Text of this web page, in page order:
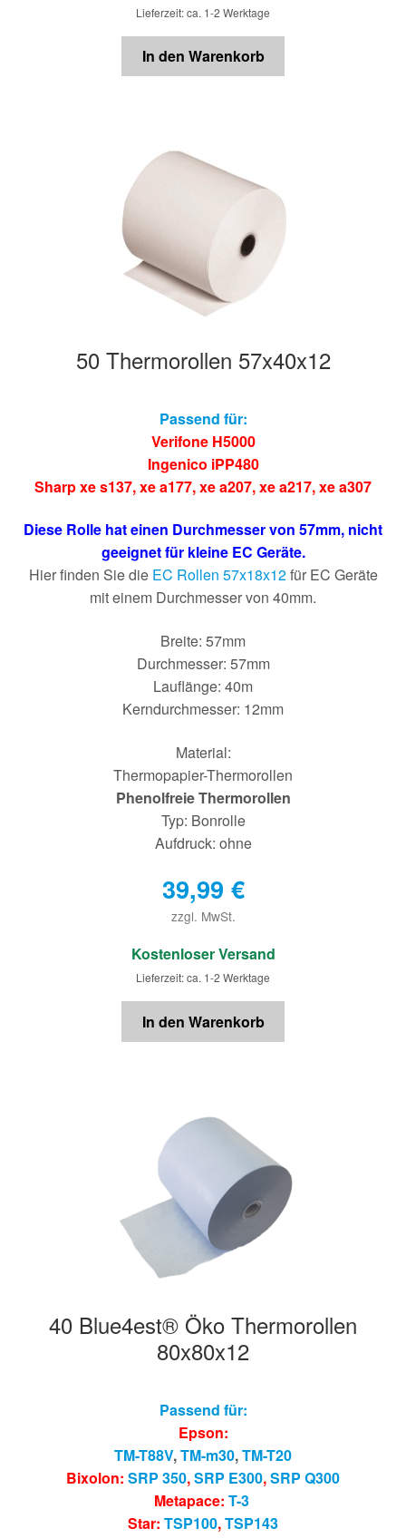
Lieferzeit: ca. 1-2 Werktage
In den Warenkorb
50 Thermorollen 57x40x12
Passend für:
Verifone H5000
Ingenico iPP480
Sharp xe s137,xe a177,xe a207,xe a217,xe a307
Diese Rolle hat einen Durchmesser von 57mm, nicht
geeignet für kleine EC Geräte.
Hier finden Sie die EC Rollen 57x18x12für EC Geräte
mit einem Durchmesser von 40mm.
Breite: 57mm
Durchmesser: 57mm
Lauflänge: 40m
Kerndurchmesser: 12mm
Material:
Thermopapier-Thermorollen
Phenolfreie Thermorollen
Typ: Bonrolle
Aufdruck: ohne
39,99 €
zzgl. MwSt.
€
Kostenloser Versand
Lieferzeit: ca. 1-2 Werktage
In den Warenkorb
40 Blue4est® Öko Thermorollen
80x80x12
Passend für:
Epson:
TM-T88V,TM-m30,TM-T20
Bixolon: SRP 350,SRP E300,SRP Q300
Metapace: T-3
Star: TSP100,TSP143